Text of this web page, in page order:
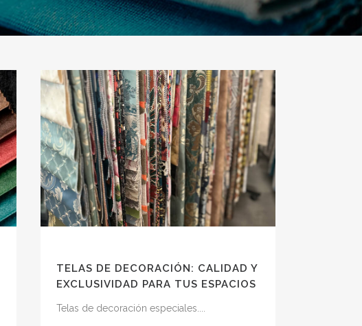
TELAS DE DECORACIÓN: CALIDAD Y
EXCLUSIVIDAD PARA TUS ESPACIOS
Telas de decoración especiales....